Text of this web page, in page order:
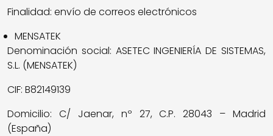
Finalidad: envío de correos electrónicos
MENSATEK
Denominación social: ASETEC INGENIERÍA DE SISTEMAS,
S.L. (MENSATEK)
CIF: B82149139
Domicilio: C/ Jaenar, nº 27, C.P. 28043 – Madrid
(España)